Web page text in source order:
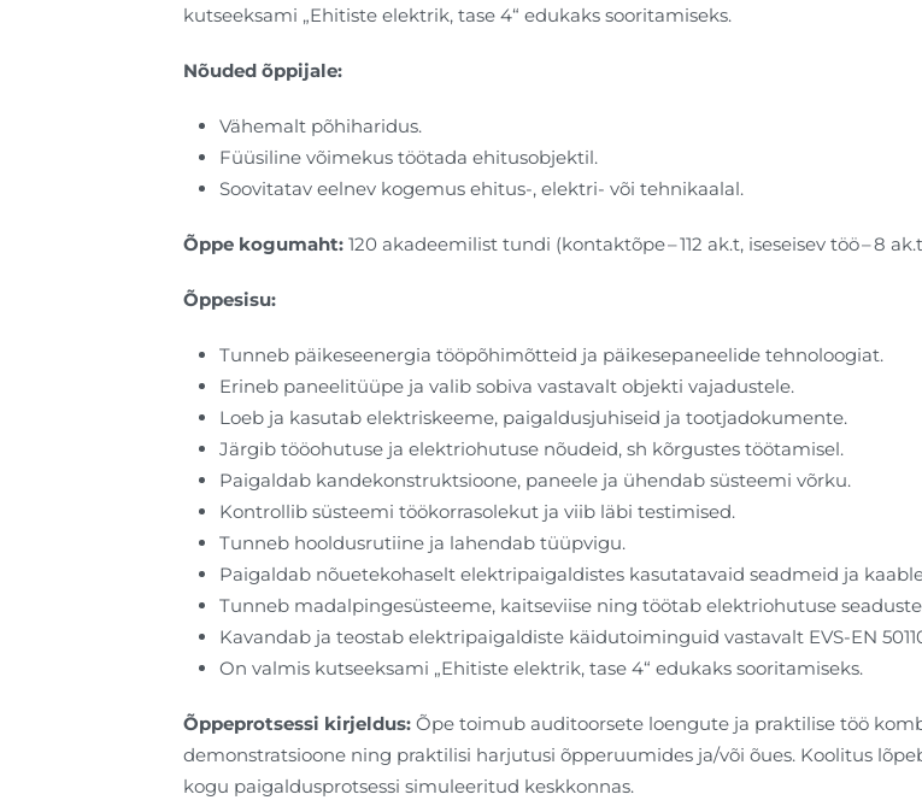
kutseeksami „Ehitiste elektrik, tase 4“ edukaks sooritamiseks.
Nõuded õppijale:
Vähemalt põhiharidus.
Füüsiline võimekus töötada ehitusobjektil.
Soovitatav eelnev kogemus ehitus-, elektri- või tehnikaalal.
Õppe kogumaht: 120 akadeemilist tundi (kontaktõpe – 112 ak.t, iseseisev töö – 8
Õppesisu:
Tunneb päikeseenergia tööpõhimõtteid ja päikesepaneelide tehnoloogiat.
Erineb paneelitüüpe ja valib sobiva vastavalt objekti vajadustele.
Loeb ja kasutab elektriskeeme, paigaldusjuhiseid ja tootjadokumente.
Järgib tööohutuse ja elektriohutuse nõudeid, sh kõrgustes töötamisel.
Paigaldab kandekonstruktsioone, paneele ja ühendab süsteemi võrku.
Kontrollib süsteemi töökorrasolekut ja viib läbi testimised.
Tunneb hooldusrutiine ja lahendab tüüpvigu.
Paigaldab nõuetekohaselt elektripaigaldistes kasutatavaid seadmeid ja
Tunneb madalpingesüsteeme, kaitseviise ning töötab elektriohutuse
Kavandab ja teostab elektripaigaldiste käidutoiminguid vastavalt EVS-EN
On valmis kutseeksami „Ehitiste elektrik, tase 4“ edukaks sooritamiseks.
Õppeprotsessi kirjeldus: Õpe toimub auditoorsete loengute ja praktilise töö
demonstratsioone ning praktilisi harjutusi õpperuumides ja/või õues. Koolitus
kogu paigaldusprotsessi simuleeritud keskkonnas.